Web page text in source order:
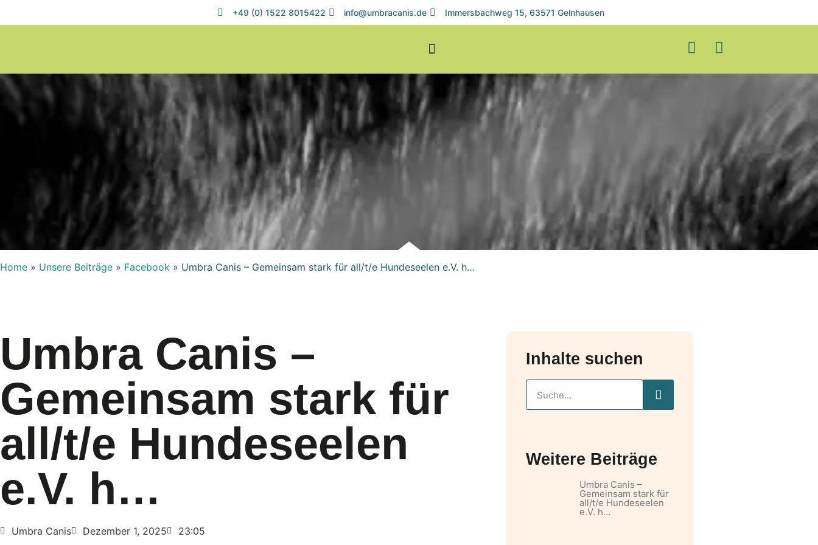
+49 (0) 1522 8015422 info@umbracanis.de Immersbachweg 15, 63571 Gelnhausen
Home » Unsere Beiträge » Facebook » Umbra Canis – Gemeinsam stark für all/t/e Hundeseelen e.V. h…
Umbra Canis –
Gemeinsam stark für
all/t/e Hundeseelen
e.V. h…
Umbra Canis Dezember 1, 2025 23:05
Inhalte suchen
Weitere Beiträge
Umbra Canis –
Gemeinsam stark für
all/t/e Hundeseelen
e.V. h…